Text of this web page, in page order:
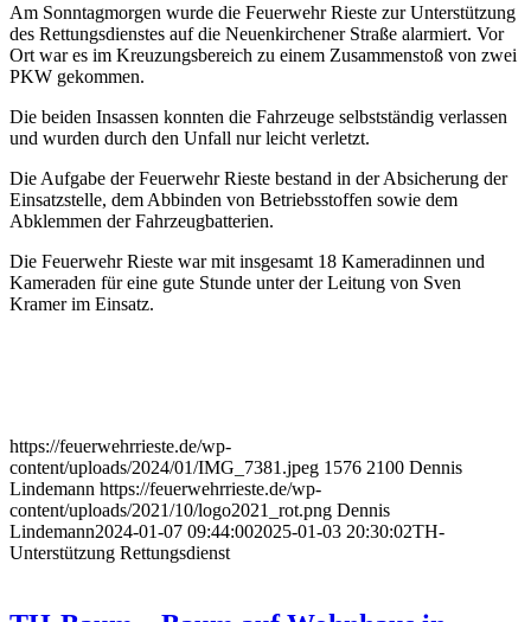
Am Sonntagmorgen wurde die Feuerwehr Rieste zur Unterstützung
des Rettungsdienstes auf die Neuenkirchener Straße alarmiert. Vor
Ort war es im Kreuzungsbereich zu einem Zusammenstoß von zwei
PKW gekommen.
Die beiden Insassen konnten die Fahrzeuge selbstständig verlassen
und wurden durch den Unfall nur leicht verletzt.
Die Aufgabe der Feuerwehr Rieste bestand in der Absicherung der
Einsatzstelle, dem Abbinden von Betriebsstoffen sowie dem
Abklemmen der Fahrzeugbatterien.
Die Feuerwehr Rieste war mit insgesamt 18 Kameradinnen und
Kameraden für eine gute Stunde unter der Leitung von Sven
Kramer im Einsatz.
https://feuerwehrrieste.de/wp-
content/uploads/2024/01/IMG_7381.jpeg 1576 2100 Dennis
Lindemann https://feuerwehrrieste.de/wp-
content/uploads/2021/10/logo2021_rot.png Dennis
Lindemann2024-01-07 09:44:002025-01-03 20:30:02TH-
Unterstützung Rettungsdienst